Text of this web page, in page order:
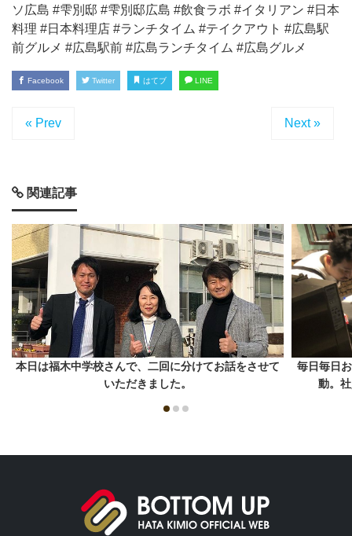
ソ広島 #雫別邸 #雫別邸広島 #飲食ラボ #イタリアン #日本
料理 #日本料理店 #ランチタイム #テイクアウト #広島駅
前グルメ #広島駅前 #広島ランチタイム #広島グルメ
Facebook Twitter はてブ LINE
« Prev Next »
関連記事
本日は福木中学校さんで、二回に分けてお話をさせて
いただきました。
毎日毎日
動。